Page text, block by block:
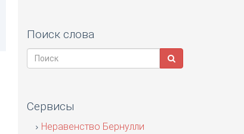
Поиск слова
Сервисы
Неравенство Бернулли